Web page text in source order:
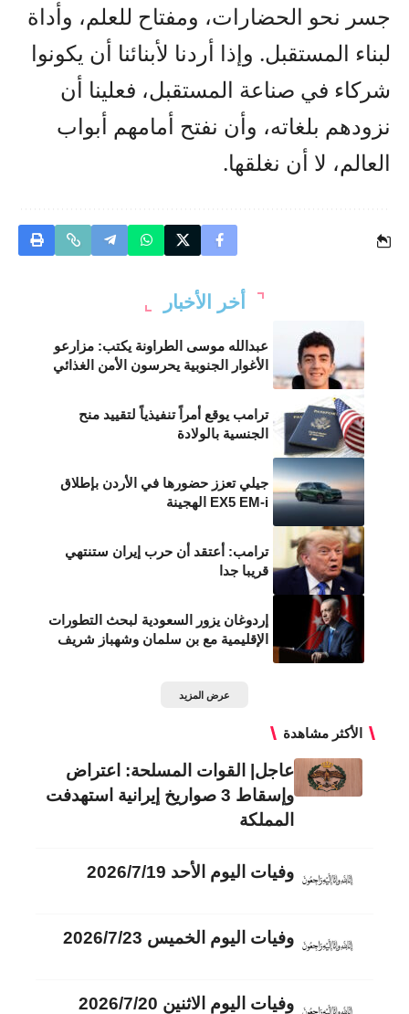
جسر نحو الحضارات، ومفتاح للعلم، وأداة
لبناء المستقبل. وإذا أردنا لأبنائنا أن يكونوا
شركاء في صناعة المستقبل، فعلينا أن
نزودهم بلغاته، وأن نفتح أمامهم أبواب
العالم، لا أن نغلقها.
أخر الأخبار
عبدالله موسى الطراونة يكتب: مزارعو
الأغوار الجنوبية يحرسون الأمن الغذائي
ترامب يوقع أمراً تنفيذياً لتقييد منح
الجنسية بالولادة
جيلي تعزز حضورها في الأردن بإطلاق
EX5 EM-i الهجينة
ترامب: أعتقد أن حرب إيران ستنتهي
قريبا جدا
إردوغان يزور السعودية لبحث التطورات
الإقليمية مع بن سلمان وشهباز شريف
عرض المزيد
الأكثر مشاهدة
عاجل| القوات المسلحة: اعتراض
وإسقاط 3 صواريخ إيرانية استهدفت
المملكة
وفيات اليوم الأحد 2026/7/19
وفيات اليوم الخميس 2026/7/23
وفيات اليوم الاثنين 2026/7/20